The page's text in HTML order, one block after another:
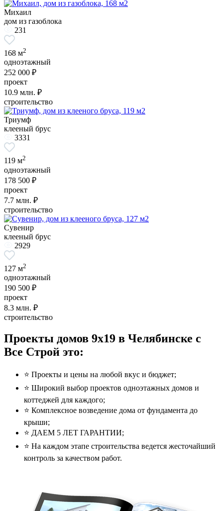
Михаил
дом из газоблока
231
168 м2
одноэтажный
252 000 ₽
проект
10.9 млн. ₽
строительство
Триумф
клееный брус
3331
119 м2
одноэтажный
178 500 ₽
проект
7.7 млн. ₽
строительство
Сувенир
клееный брус
2929
127 м2
одноэтажный
190 500 ₽
проект
8.3 млн. ₽
строительство
Проекты домов 9x19 в Челябинске с
Все Строй это:
⭐️ Проекты и цены на любой вкус и бюджет;
⭐️ Широкий выбор проектов одноэтажных домов и
коттеджей для каждого;
⭐️ Комплексное возведение дома от фундамента до
крыши;
⭐️ ДАЕМ 5 ЛЕТ ГАРАНТИИ;
⭐️ На каждом этапе строительства ведется жесточайший
контроль за качеством работ.